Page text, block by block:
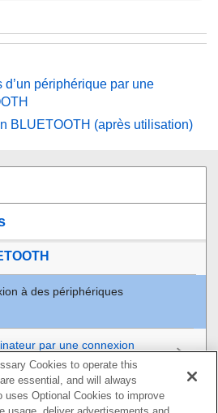
d’un périphérique par une
BLUETOOTH (après utilisation)
à des périphériques
par une connexion
par une connexion
Cookies to operate this
essential, and will always
uses Optional Cookies to improve